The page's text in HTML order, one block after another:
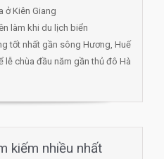
ở Kiên Giang
làm khi du lịch biển
tốt nhất gần sông Hương, Huế
chùa đầu năm gần thủ đô Hà
kiếm nhiều nhất